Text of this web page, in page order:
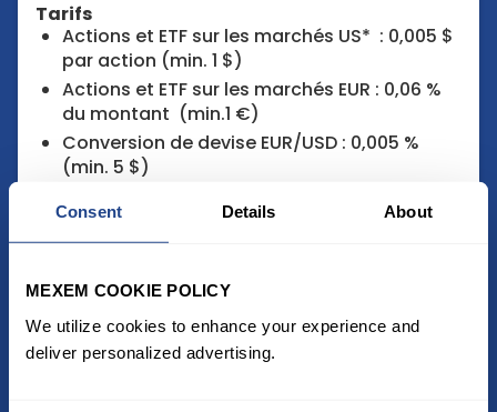
Consent Details About
MEXEM COOKIE POLICY
We utilize cookies to enhance your experience and
deliver personalized advertising.
Tarifs
Actions et ETF sur les marchés US* : 0,005 $
par action (min. 1 $)
Actions et ETF sur les marchés EUR : 0,06 %
du montant (min.1 €)
Conversion de devise EUR/USD : 0,005 %
(min. 5 $)
Imprimé Fiscal Unique (IFU) gratuit
clients belges)
Support client réactif (WhatsApp, email,